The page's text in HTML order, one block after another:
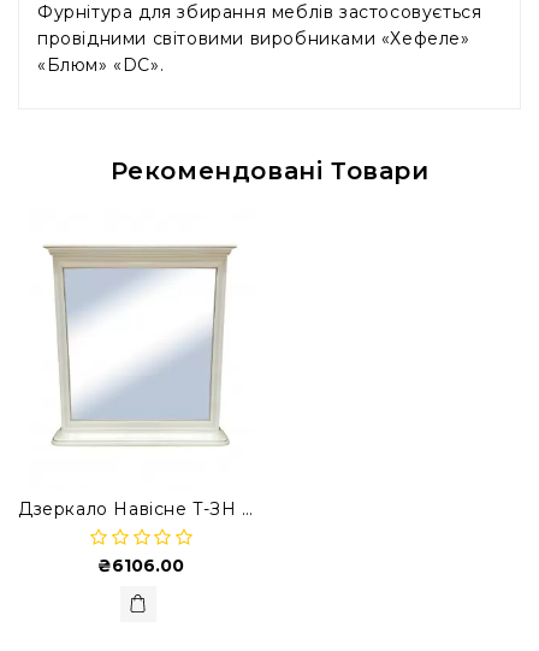
Фурнітура для збирання меблів застосовується
провідними світовими виробниками «Хефеле»
«Блюм» «DC».
Рекомендовані Товари
Дзеркало Навісне T-ЗН Спальні Тулуза
₴6106.00